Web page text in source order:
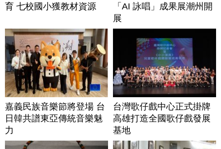
育 七校國小獲教材資源
「AI 詠唱」成果展潮州開
展
嘉義民族音樂節將登場 台
日韓共譜東亞傳統音樂魅
力
台灣歌仔戲中心正式掛牌
高雄打造全國歌仔戲發展
基地